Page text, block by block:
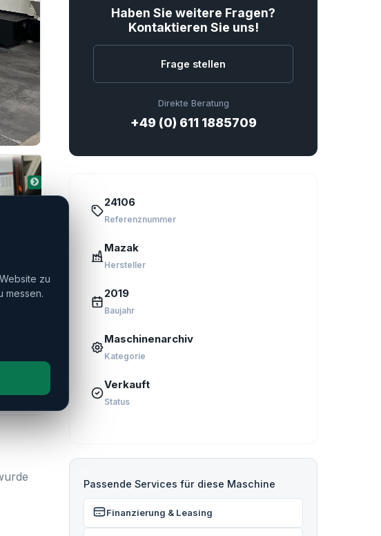
Haben Sie weitere Fragen?
Kontaktieren Sie uns!
Frage stellen
Direkte Beratung
+49 (0) 611 1885709
24106
Referenznummer
Mazak
Hersteller
2019
Baujahr
Maschinenarchiv
Kategorie
Verkauft
Status
Passende Services für diese Maschine
Finanzierung & Leasing
zu
messen.